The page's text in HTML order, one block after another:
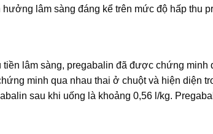
lâm sàng đáng kể trên mức độ hấp thu
lâm sàng, pregabalin đã được chứng minh
minh qua nhau thai ở chuột và hiện diện
sau khi uống là khoảng 0,56 l/kg.